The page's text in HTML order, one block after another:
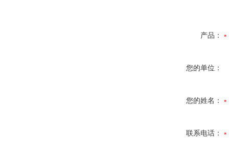
产品：
您的单位：
您的姓名：
联系电话：